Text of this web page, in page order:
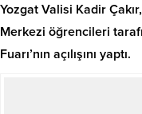
Yozgat Valisi Kadir
Merkezi öğrencileri
Fuarı’nın açılışını yaptı.